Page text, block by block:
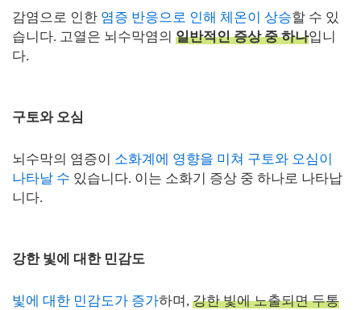
감염으로 인한 염증 반응으로 인해 체온이 상승할 수 있
습니다. 고열은 뇌수막염의 일반적인 증상 중 하나입니
다.
구토와 오심
뇌수막의 염증이 소화계에 영향을 미쳐 구토와 오심이
나타날 수 있습니다. 이는 소화기 증상 중 하나로 나타납
니다.
강한 빛에 대한 민감도
빛에 대한 민감도가 증가하며, 강한 빛에 노출되면 두통